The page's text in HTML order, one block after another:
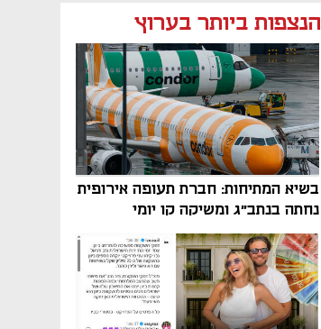
הנצפות ביותר בערוץ
בשיא המתיחות: חברת תעופה אירופית
נחתה בנתב"ג ומשיקה קו יומי